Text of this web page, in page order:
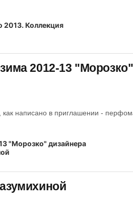
2012-13
написано в приглашении -